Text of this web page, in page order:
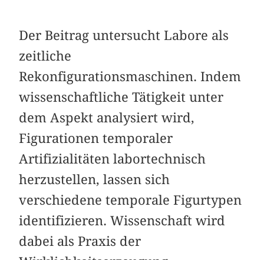
Der Beitrag untersucht Labore als
zeitliche
Rekonfigurationsmaschinen. Indem
wissenschaftliche Tätigkeit unter
dem Aspekt analysiert wird,
Figurationen temporaler
Artifizialitäten labortechnisch
herzustellen, lassen sich
verschiedene temporale Figurtypen
identifizieren. Wissenschaft wird
dabei als Praxis der